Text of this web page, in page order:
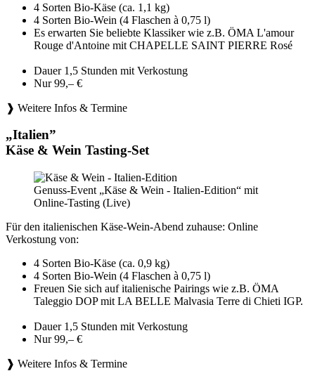
4 Sorten Bio-Käse (ca. 1,1 kg)
4 Sorten Bio-Wein (4 Flaschen à 0,75 l)
Es erwarten Sie beliebte Klassiker wie z.B. ÖMA L'amour
Rouge d'Antoine mit CHAPELLE SAINT PIERRE Rosé
Dauer 1,5 Stunden mit Verkostung
Nur 99,– €
❱ Weitere Infos & Termine
„Italien”
Käse & Wein Tasting-Set
Genuss-Event „Käse & Wein - Italien-Edition“ mit
Online-Tasting (Live)
Für den italienischen Käse-Wein-Abend zuhause: Online
Verkostung von:
4 Sorten Bio-Käse (ca. 0,9 kg)
4 Sorten Bio-Wein (4 Flaschen à 0,75 l)
Freuen Sie sich auf italienische Pairings wie z.B. ÖMA
Taleggio DOP mit LA BELLE Malvasia Terre di Chieti IGP.
Dauer 1,5 Stunden mit Verkostung
Nur 99,– €
❱ Weitere Infos & Termine